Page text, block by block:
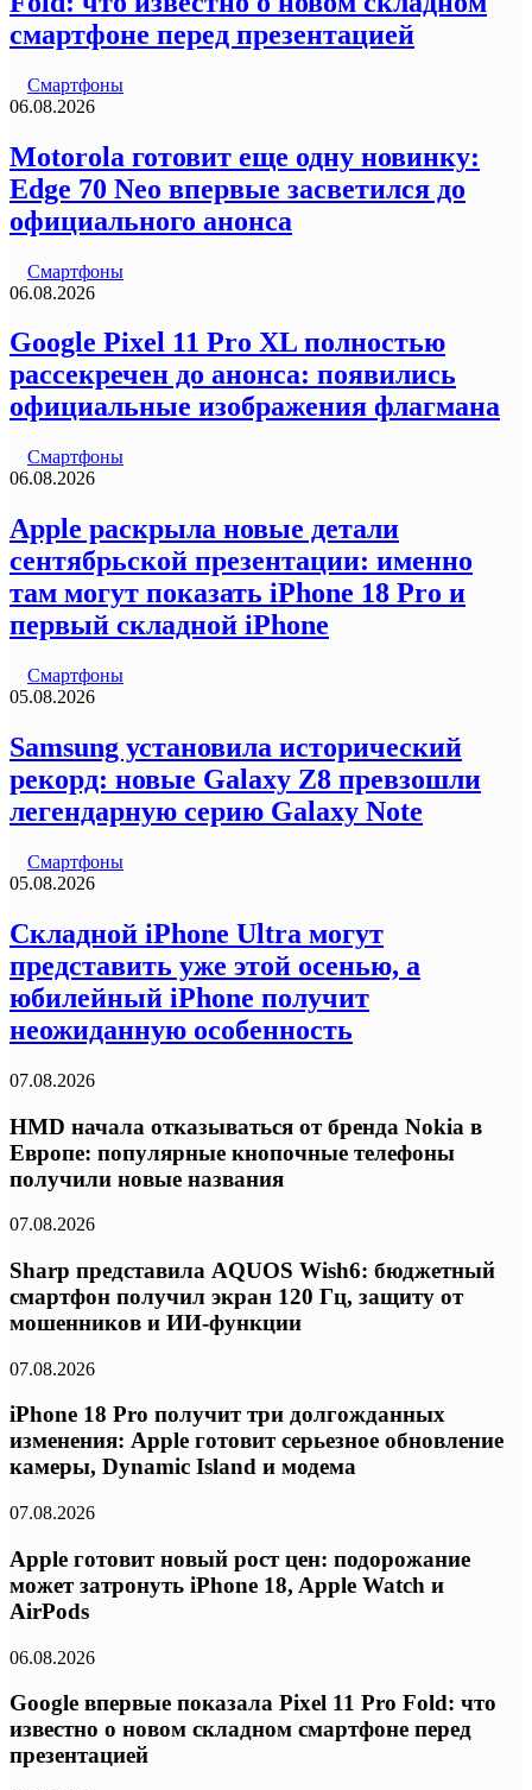
смартфоне перед презентацией
Смартфоны
06.08.2026
Motorola готовит еще одну новинку:
Edge 70 Neo впервые засветился до
официального анонса
Смартфоны
06.08.2026
Google Pixel 11 Pro XL полностью
рассекречен до анонса: появились
официальные изображения флагмана
Смартфоны
06.08.2026
Apple раскрыла новые детали
сентябрьской презентации: именно
там могут показать iPhone 18 Pro и
первый складной iPhone
Смартфоны
05.08.2026
Samsung установила исторический
рекорд: новые Galaxy Z8 превзошли
легендарную серию Galaxy Note
Смартфоны
05.08.2026
Складной iPhone Ultra могут
представить уже этой осенью, а
юбилейный iPhone получит
неожиданную особенность
07.08.2026
HMD начала отказываться от бренда Nokia в
Европе: популярные кнопочные телефоны
получили новые названия
07.08.2026
Sharp представила AQUOS Wish6: бюджетный
смартфон получил экран 120 Гц, защиту от
мошенников и ИИ-функции
07.08.2026
iPhone 18 Pro получит три долгожданных
изменения: Apple готовит серьезное обновление
камеры, Dynamic Island и модема
07.08.2026
Apple готовит новый рост цен: подорожание
может затронуть iPhone 18, Apple Watch и
AirPods
06.08.2026
Google впервые показала Pixel 11 Pro Fold: что
известно о новом складном смартфоне перед
презентацией